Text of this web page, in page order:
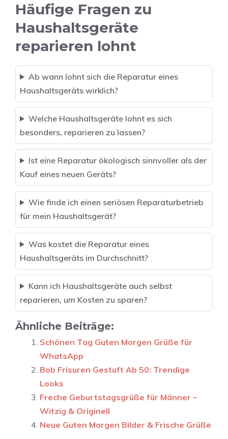
Häufige Fragen zu
Haushaltsgeräte
reparieren lohnt
Ab wann lohnt sich die Reparatur eines
Haushaltsgeräts wirklich?
Welche Haushaltsgeräte lohnt es sich
besonders, reparieren zu lassen?
Ist eine Reparatur ökologisch sinnvoller als der
Kauf eines neuen Geräts?
Wie finde ich einen seriösen Reparaturbetrieb
für mein Haushaltsgerät?
Was kostet die Reparatur eines
Haushaltsgeräts im Durchschnitt?
Kann ich Haushaltsgeräte auch selbst
reparieren, um Kosten zu sparen?
Ähnliche Beiträge:
Schönen Tag Guten Morgen Grüße für
WhatsApp
Bob Frisuren Gestuft Ab 50: Trendige
Looks
Freche Geburtstagsgrüße für Männer –
Witzig & Originell
Neue Guten Morgen Bilder & Frische Grüße